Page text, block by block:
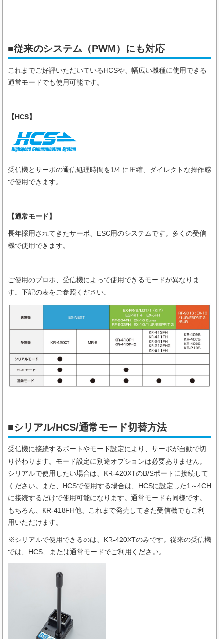
■従来のシステム（PWM）にも対応
これまでご好評いただいているHCSや、幅広い機種に使用できる
通常モードでも使用可能です。
【HCS】
受信機とサーボの通信処理時間を1/4 に圧縮、ダイレクトな操作感
で使用できます。
【通常モード】
長年採用されてきたサーボ、ESC用のシステムです。多くの受信
機で使用できます。
ご使用のプロポ、受信機によって使用できるモードが異なりま
す。下記の表をご参照ください。
■シリアル/HCS/通常モード切替方法
受信機に接続するポートやモード設定により、サーボが自動で切
り替わります。モード設定に別途オプションは必要ありません。
シリアルで使用したい場合は、KR-420XTのB/Sポートに接続して
ください。また、HCSで使用する場合は、HCSに設定した1～4CH
に接続するだけで使用可能になります。通常モードも同様です。
もちろん、KR-418FH他、これまで発売してきた受信機でもご利
用いただけます。
※シリアルで使用できるのは、KR-420XTのみです。従来の受信機
では、HCS、または通常モードでご利用ください。